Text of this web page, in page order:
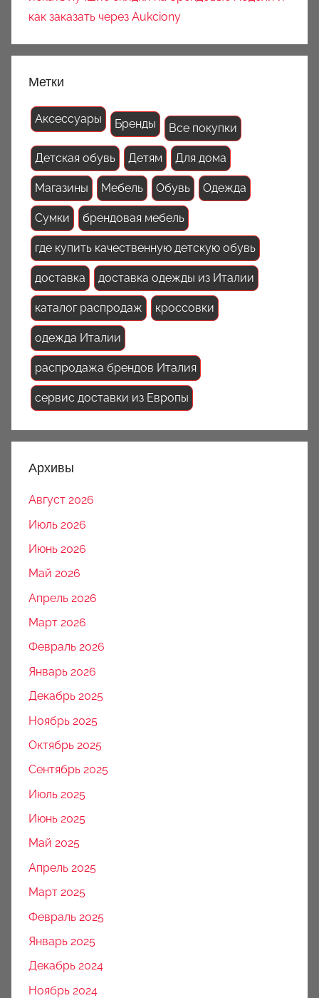
как заказать через Aukciony
Метки
Аксессуары Бренды Все покупки
Детская обувь Детям Для дома
Магазины Мебель Обувь Одежда
Сумки брендовая мебель
где купить качественную детскую обувь
доставка доставка одежды из Италии
каталог распродаж кроссовки
одежда Италии
распродажа брендов Италия
сервис доставки из Европы
Архивы
Август 2026
Июль 2026
Июнь 2026
Май 2026
Апрель 2026
Март 2026
Февраль 2026
Январь 2026
Декабрь 2025
Ноябрь 2025
Октябрь 2025
Сентябрь 2025
Июль 2025
Июнь 2025
Май 2025
Апрель 2025
Март 2025
Февраль 2025
Январь 2025
Декабрь 2024
Ноябрь 2024